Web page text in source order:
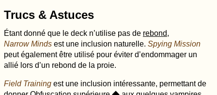
Trucs & Astuces
Étant donné que le deck n’utilise pas de rebond,
Narrow Minds est une inclusion naturelle. Spying Mission
peut également être utilisé pour éviter d’endommager un
allié lors d’un rebond de la proie.
Field Training est une inclusion intéressante, permettant de